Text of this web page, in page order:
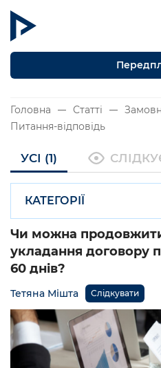
Головна Статті
Питання-відповідь
УСІ (1)
КАТЕГОРІЇ
Чи можна
укладання договору
60 днів?
Тетяна Мішта Слідкувати